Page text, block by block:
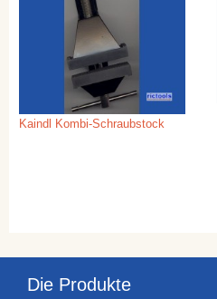
Kaindl Kombi-Schraubstock
Die Produkte